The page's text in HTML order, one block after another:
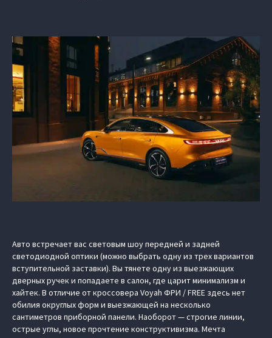
Авто встречает вас световым шоу передней и задней
светодиодной оптики (можно выбрать одну из трех вариантов
вступительной заставки). Вы тянете одну из выезжающих
дверных ручек и попадаете в салон, где царит минимализм и
хайтек. В отличие от кроссовера Voyah ФРИ / FREE здесь нет
обилия округлых форм и выезжающей на несколько
сантиметров приборной панели. Наоборот — строгие линии,
острые углы, новое прочтение конструктивизма. Мечта